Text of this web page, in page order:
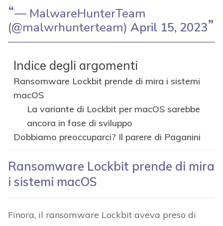
— MalwareHunterTeam
(@malwrhunterteam) April 15, 2023
Indice degli argomenti
Ransomware Lockbit prende di mira i sistemi
macOS
La variante di Lockbit per macOS sarebbe
ancora in fase di sviluppo
Dobbiamo preoccuparci? Il parere di Paganini
Ransomware Lockbit prende di mira
i sistemi macOS
Finora, il ransomware Lockbit aveva preso di